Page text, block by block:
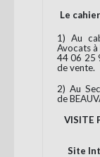
Le
1) Au
Avocats à
44 06 25
de vente.
2) Au
de
VISITE
Site